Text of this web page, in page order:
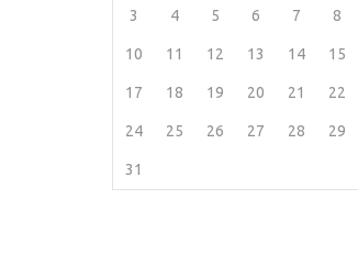
3 4 5 6 7 8
10 11 12 13 14 15
17 18 19 20 21 22
24 25 26 27 28 29
31